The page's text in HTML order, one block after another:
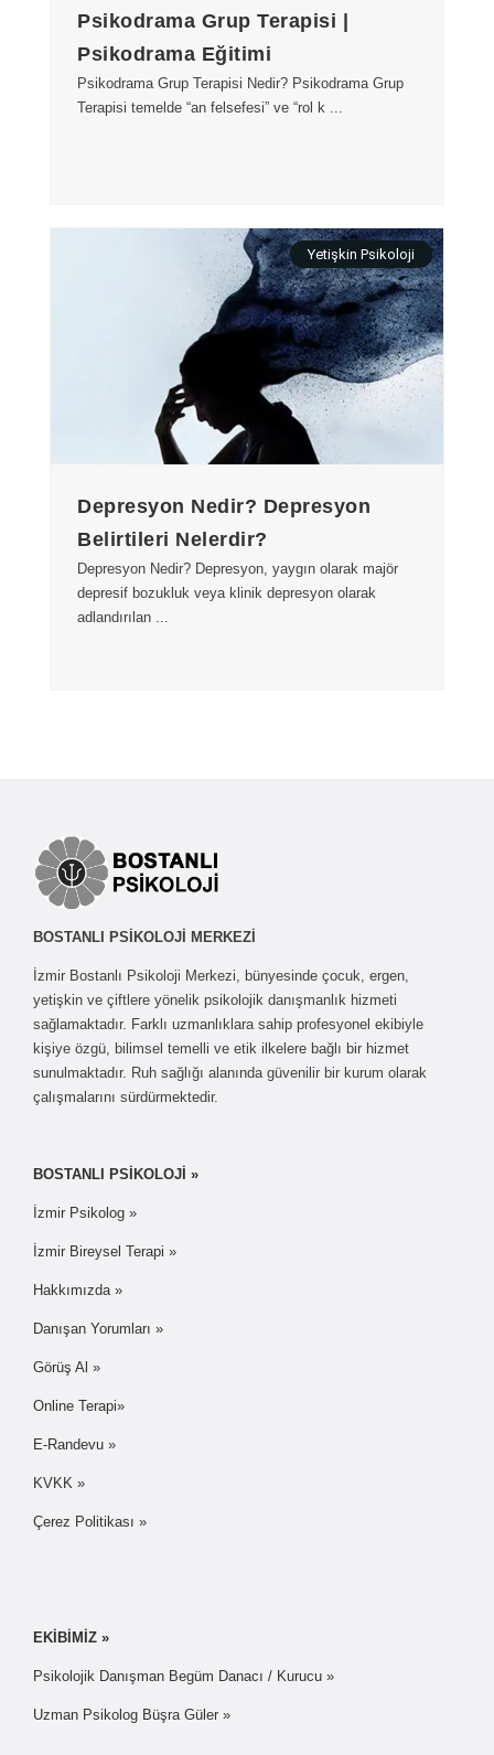
Psikodrama Grup Terapisi |
Psikodrama Eğitimi
Psikodrama Grup Terapisi Nedir? Psikodrama Grup
Terapisi temelde “an felsefesi” ve “rol k ...
Yetişkin Psikoloji
Depresyon Nedir? Depresyon
Belirtileri Nelerdir?
Depresyon Nedir? Depresyon, yaygın olarak majör
depresif bozukluk veya klinik depresyon olarak
adlandırılan ...
BOSTANLI PSİKOLOJİ MERKEZİ
İzmir Bostanlı Psikoloji Merkezi, bünyesinde çocuk, ergen,
yetişkin ve çiftlere yönelik psikolojik danışmanlık hizmeti
sağlamaktadır. Farklı uzmanlıklara sahip profesyonel ekibiyle
kişiye özgü, bilimsel temelli ve etik ilkelere bağlı bir hizmet
sunulmaktadır. Ruh sağlığı alanında güvenilir bir kurum olarak
çalışmalarını sürdürmektedir.
BOSTANLI PSİKOLOJİ »
İzmir Psikolog »
İzmir Bireysel Terapi »
Hakkımızda »
Danışan Yorumları »
Görüş Al »
Online Terapi»
E-Randevu »
KVKK »
Çerez Politikası »
EKİBİMİZ »
Psikolojik Danışman Begüm Danacı / Kurucu »
Uzman Psikolog Büşra Güler »